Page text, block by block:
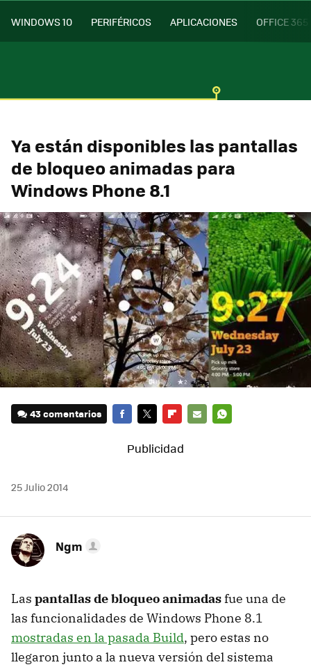
WINDOWS 10 PERIFÉRICOS APLICACIONES OFFICE 365
Ya están disponibles las pantallas
de bloqueo animadas para
Windows Phone 8.1
43 comentarios
25 Julio 2014
Ngm
Las pantallas de bloqueo animadasfue una de
las funcionalidades de Windows Phone 8.1
mostradas en la pasada Build, pero estas no
llegaron junto a la nueva versión del sistema